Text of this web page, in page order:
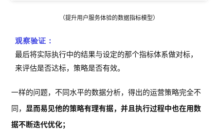
（提升用户服务体验的数据指标模型）
观察验证：
最后将实际执行中的结果与设定的那个指标体系做对标，
来评估是否达标，策略是否有效。
一样的问题，不同水平的数据分析，得出的运营策略完全不
同， 显而易见他的策略有理有据，并且执行过程中也在用数
据不断迭代优化；